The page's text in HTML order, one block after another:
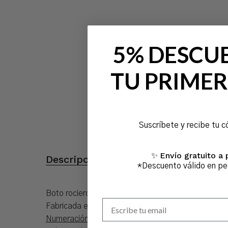
Descripción Información
Boto rociero de caña alta en ante. Exterior de
Fabricada en Valverde del Camino, cuna del
Numeración
: del 35 al 46
5%
TU
Suscríbete y recibe tu
✨ Envío gratuito a
*Descuento válido en